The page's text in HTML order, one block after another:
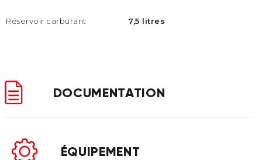
Réservoir carburant 7,5 litres
DOCUMENTATION
ÉQUIPEMENT